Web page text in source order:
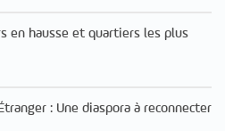
en hausse et quartiers les plus
: Une diaspora à reconnecter